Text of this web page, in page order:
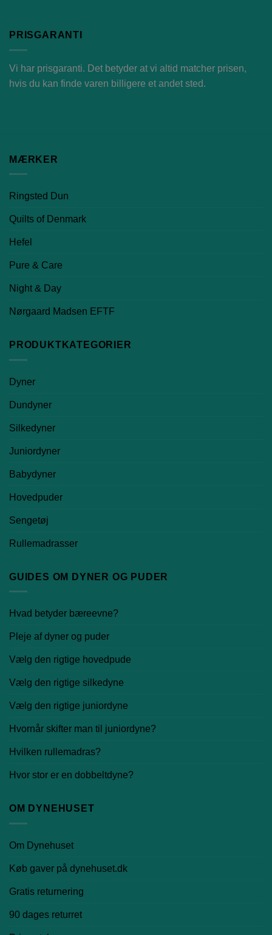
PRISGARANTI
Vi har prisgaranti. Det betyder at vi altid matcher prisen,
hvis du kan finde varen billigere et andet sted.
MÆRKER
Ringsted Dun
Quilts of Denmark
Hefel
Pure & Care
Night & Day
Nørgaard Madsen EFTF
PRODUKTKATEGORIER
Dyner
Dundyner
Silkedyner
Juniordyner
Babydyner
Hovedpuder
Sengetøj
Rullemadrasser
GUIDES OM DYNER OG PUDER
Hvad betyder bæreevne?
Pleje af dyner og puder
Vælg den rigtige hovedpude
Vælg den rigtige silkedyne
Vælg den rigtige juniordyne
Hvornår skifter man til juniordyne?
Hvilken rullemadras?
Hvor stor er en dobbeltdyne?
OM DYNEHUSET
Om Dynehuset
Køb gaver på dynehuset.dk
Gratis returnering
90 dages returret